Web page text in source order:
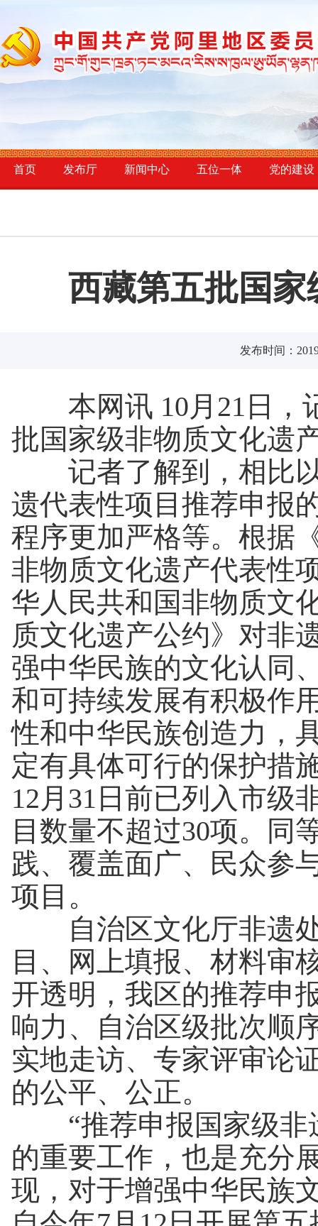
首页 发布厅 新闻中心 五位一体 党的建设
西藏第五批国
发布时间：
本网讯 10月21日
批国家级非物质文化遗
记者了解到，相比以
遗代表性项目推荐申报
程序更加严格等。根据
非物质文化遗产代表性
华人民共和国非物质文
质文化遗产公约》对非
强中华民族的文化认同
和可持续发展有积极作
性和中华民族创造力，
定有具体可行的保护措
12月31日前已列入市级
目数量不超过30项。同
践、覆盖面广、民众参
项目。
自治区文化厅非遗处
目、网上填报、材料审
开透明，我区的推荐申
响力、自治区级批次顺
实地走访、专家评审论
的公平、公正。
“推荐申报国家级非
的重要工作，也是充分
现，对于增强中华民族